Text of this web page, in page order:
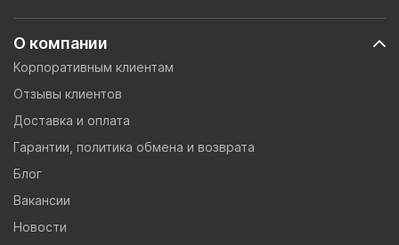
О компании
Корпоративным клиентам
Отзывы клиентов
Доставка и оплата
Гарантии, политика обмена и возврата
Блог
Вакансии
Новости